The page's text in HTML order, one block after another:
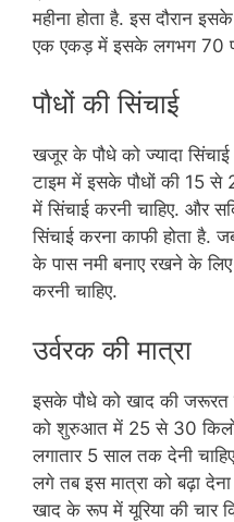
महीना होता है. इस दौरान
एक एकड़ में इसके लगभग 70
पौधों की सिंचाई
खजूर के पौधे को ज्यादा सिंचाई
टाइम में इसके पौधों की 15 से
में सिंचाई करनी चाहिए. और
सिंचाई करना काफी होता है.
के पास नमी बनाए रखने के
करनी चाहिए.
उर्वरक की मात्रा
इसके पौधे को खाद की जरूरत
को शुरुआत में 25 से 30 किलो
लगातार 5 साल तक देनी
लगे तब इस मात्रा को बढ़ा
खाद के रूप में यूरिया की चार